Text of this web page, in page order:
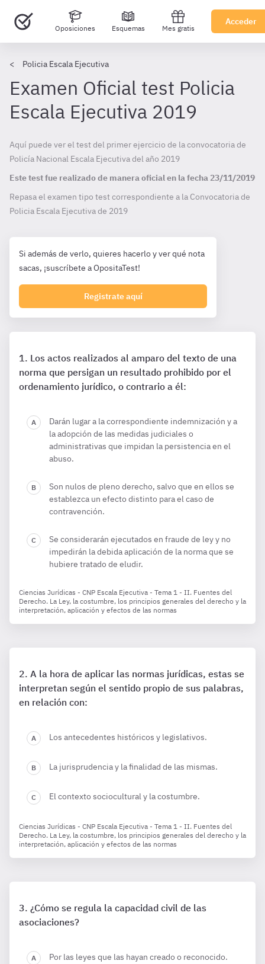
Oposiciones Esquemas Mes gratis
Acceder
Policia Escala Ejecutiva
Examen Oficial test Policia
Escala Ejecutiva 2019
Aquí puede ver el test del primer ejercicio de la convocatoria de
Policía Nacional Escala Ejecutiva del año 2019
Este test fue realizado de manera oficial en la fecha 23/11/2019
Repasa el examen tipo test correspondiente a la Convocatoria de
Policia Escala Ejecutiva de 2019
Si además de verlo, quieres hacerlo y ver qué nota
sacas, ¡suscríbete a OpositaTest!
Registrate aquí
Los actos realizados al amparo del texto de una
norma que persigan un resultado prohibido por el
ordenamiento jurídico, o contrario a él:
Darán lugar a la correspondiente indemnización y a
la adopción de las medidas judiciales o
administrativas que impidan la persistencia en el
abuso.
Son nulos de pleno derecho, salvo que en ellos se
establezca un efecto distinto para el caso de
contravención.
Se considerarán ejecutados en fraude de ley y no
impedirán la debida aplicación de la norma que se
hubiere tratado de eludir.
Ciencias Jurídicas - CNP Escala Ejecutiva - Tema 1 - II. Fuentes del
Derecho. La Ley, la costumbre, los principios generales del derecho y la
interpretación, aplicación y efectos de las normas
A la hora de aplicar las normas jurídicas, estas se
interpretan según el sentido propio de sus palabras,
en relación con:
Los antecedentes históricos y legislativos.
La jurisprudencia y la finalidad de las mismas.
El contexto sociocultural y la costumbre.
Ciencias Jurídicas - CNP Escala Ejecutiva - Tema 1 - II. Fuentes del
Derecho. La Ley, la costumbre, los principios generales del derecho y la
interpretación, aplicación y efectos de las normas
¿Cómo se regula la capacidad civil de las
asociaciones?
Por las leyes que las hayan creado o reconocido.